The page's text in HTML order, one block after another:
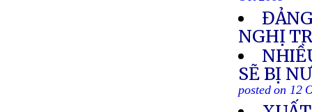
NGHỊ
SẼ BỊ
posted on 12